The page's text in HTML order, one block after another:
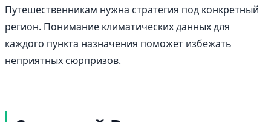
Путешественникам нужна стратегия под конкретный
регион. Понимание климатических данных для
каждого пункта назначения поможет избежать
неприятных сюрпризов.